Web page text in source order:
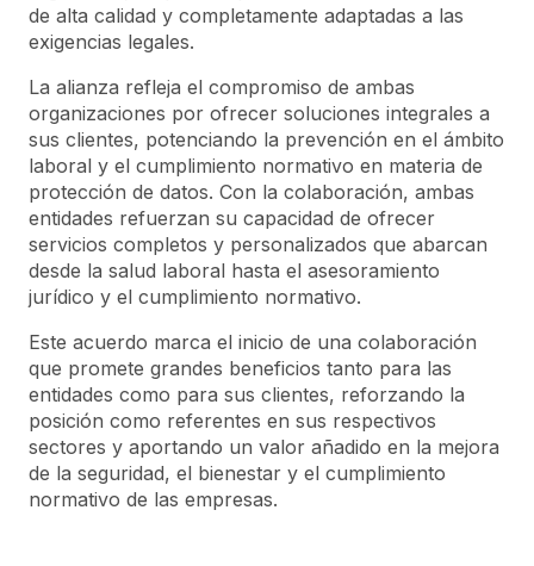
de alta calidad y completamente adaptadas a las
exigencias legales.
La alianza refleja el compromiso de ambas
organizaciones por ofrecer soluciones integrales a
sus clientes, potenciando la prevención en el ámbito
laboral y el cumplimiento normativo en materia de
protección de datos. Con la colaboración, ambas
entidades refuerzan su capacidad de ofrecer
servicios completos y personalizados que abarcan
desde la salud laboral hasta el asesoramiento
jurídico y el cumplimiento normativo.
Este acuerdo marca el inicio de una colaboración
que promete grandes beneficios tanto para las
entidades como para sus clientes, reforzando la
posición como referentes en sus respectivos
sectores y aportando un valor añadido en la mejora
de la seguridad, el bienestar y el cumplimiento
normativo de las empresas.